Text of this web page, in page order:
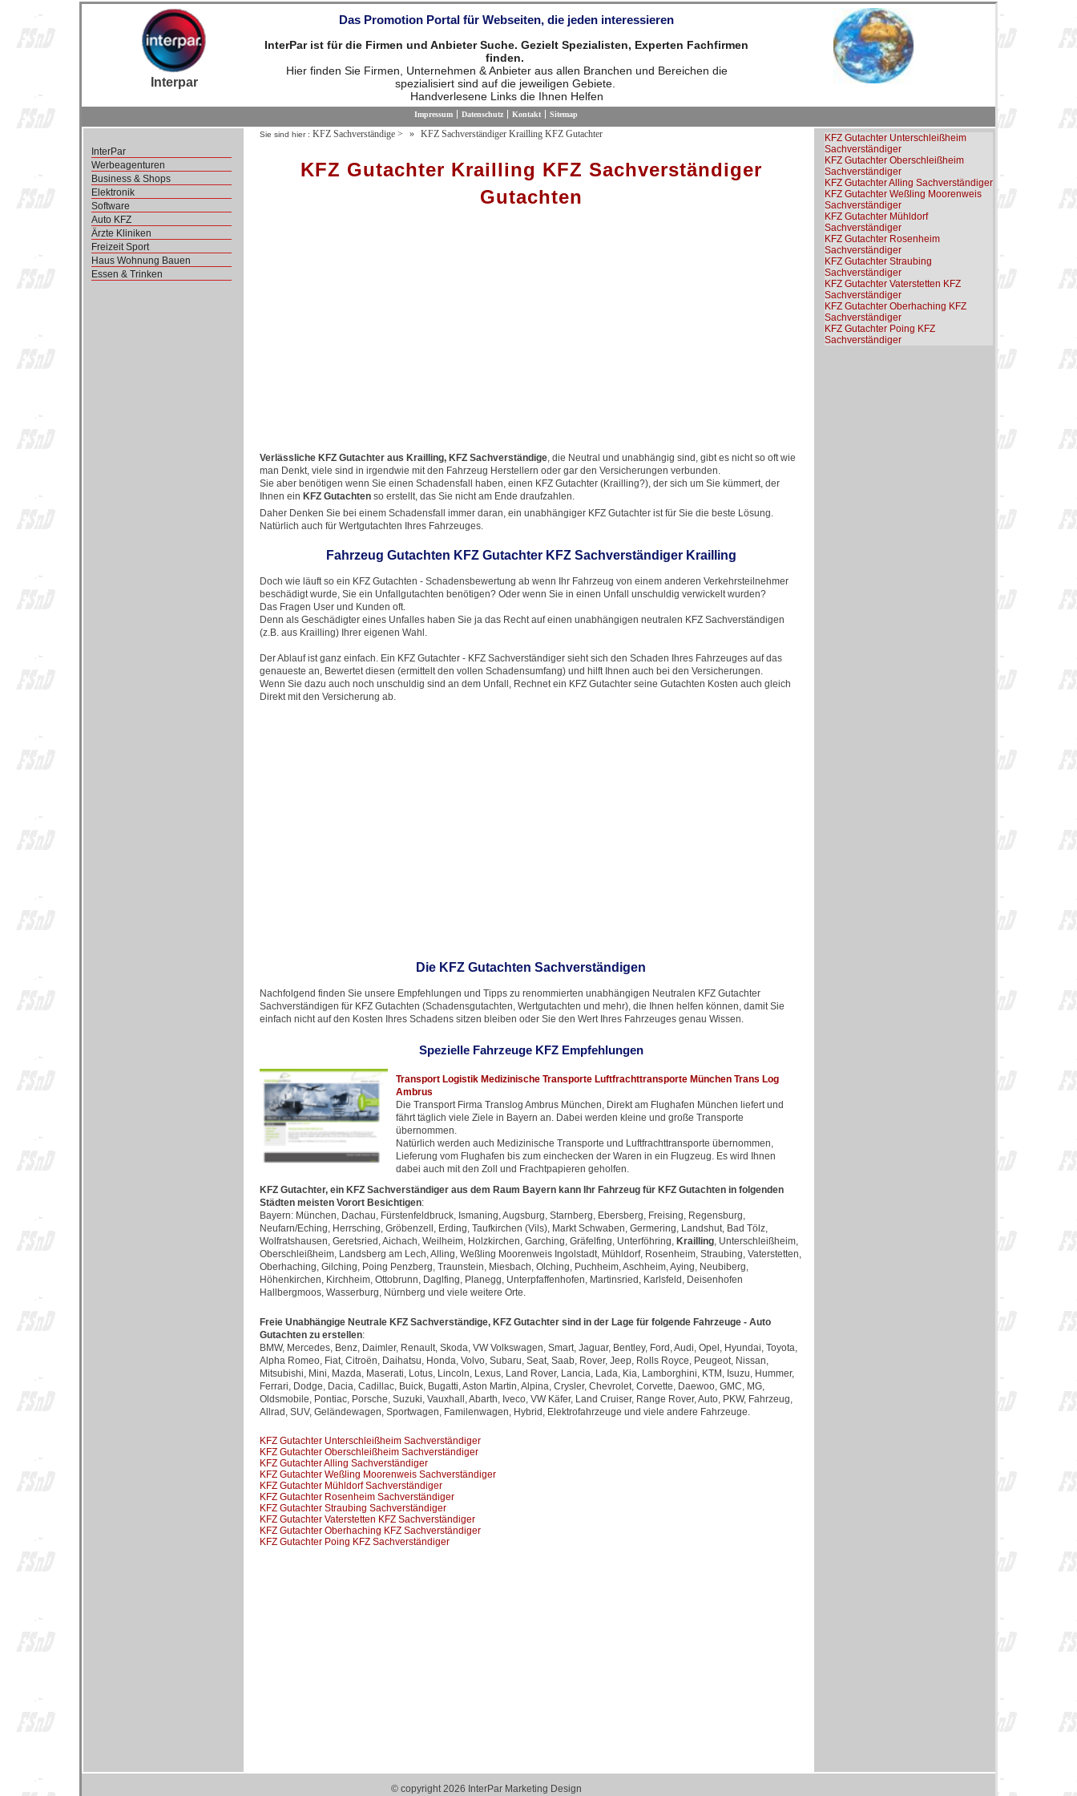
Interpar
Das Promotion Portal für Webseiten, die jeden interessieren
InterPar ist für die Firmen und Anbieter Suche. Gezielt Spezialisten, Experten Fachfirmen
finden.
Hier finden Sie Firmen, Unternehmen & Anbieter aus allen Branchen und Bereichen die
spezialisiert sind auf die jeweiligen Gebiete.
Handverlesene Links die Ihnen Helfen
Impressum Datenschutz Kontakt Sitemap
InterPar
Werbeagenturen
Business & Shops
Elektronik
Software
Auto KFZ
Ärzte Kliniken
Freizeit Sport
Haus Wohnung Bauen
Essen & Trinken
Sie sind hier : KFZ Sachverständige > KFZ Sachverständiger Krailling KFZ Gutachter
KFZ Gutachter Krailling KFZ Sachverständiger
Gutachten
Verlässliche KFZ Gutachter aus Krailling, KFZ Sachverständige, die Neutral und unabhängig sind, gibt es nicht so oft wie
man Denkt, viele sind in irgendwie mit den Fahrzeug Herstellern oder gar den Versicherungen verbunden.
Sie aber benötigen wenn Sie einen Schadensfall haben, einen KFZ Gutachter (Krailling?), der sich um Sie kümmert, der
Ihnen ein KFZ Gutachten so erstellt, das Sie nicht am Ende draufzahlen.
Daher Denken Sie bei einem Schadensfall immer daran, ein unabhängiger KFZ Gutachter ist für Sie die beste Lösung.
Natürlich auch für Wertgutachten Ihres Fahrzeuges.
Fahrzeug Gutachten KFZ Gutachter KFZ Sachverständiger Krailling
Doch wie läuft so ein KFZ Gutachten - Schadensbewertung ab wenn Ihr Fahrzeug von einem anderen Verkehrsteilnehmer
beschädigt wurde, Sie ein Unfallgutachten benötigen? Oder wenn Sie in einen Unfall unschuldig verwickelt wurden?
Das Fragen User und Kunden oft.
Denn als Geschädigter eines Unfalles haben Sie ja das Recht auf einen unabhängigen neutralen KFZ Sachverständigen
(z.B. aus Krailling) Ihrer eigenen Wahl.
Der Ablauf ist ganz einfach. Ein KFZ Gutachter - KFZ Sachverständiger sieht sich den Schaden Ihres Fahrzeuges auf das
genaueste an, Bewertet diesen (ermittelt den vollen Schadensumfang) und hilft Ihnen auch bei den Versicherungen.
Wenn Sie dazu auch noch unschuldig sind an dem Unfall, Rechnet ein KFZ Gutachter seine Gutachten Kosten auch gleich
Direkt mit den Versicherung ab.
Die KFZ Gutachten Sachverständigen
Nachfolgend finden Sie unsere Empfehlungen und Tipps zu renommierten unabhängigen Neutralen KFZ Gutachter
Sachverständigen für KFZ Gutachten (Schadensgutachten, Wertgutachten und mehr), die Ihnen helfen können, damit Sie
einfach nicht auf den Kosten Ihres Schadens sitzen bleiben oder Sie den Wert Ihres Fahrzeuges genau Wissen.
Spezielle Fahrzeuge KFZ Empfehlungen
Transport Logistik Medizinische Transporte Luftfrachttransporte München Trans Log
Ambrus
Die Transport Firma Translog Ambrus München, Direkt am Flughafen München liefert und
fährt täglich viele Ziele in Bayern an. Dabei werden kleine und große Transporte
übernommen.
Natürlich werden auch Medizinische Transporte und Luftfrachttransporte übernommen,
Lieferung vom Flughafen bis zum einchecken der Waren in ein Flugzeug. Es wird Ihnen
dabei auch mit den Zoll und Frachtpapieren geholfen.
KFZ Gutachter, ein KFZ Sachverständiger aus dem Raum Bayern kann Ihr Fahrzeug für KFZ Gutachten in folgenden
Städten meisten Vorort Besichtigen:
Bayern: München, Dachau, Fürstenfeldbruck, Ismaning, Augsburg, Starnberg, Ebersberg, Freising, Regensburg,
Neufarn/Eching, Herrsching, Gröbenzell, Erding, Taufkirchen (Vils), Markt Schwaben, Germering, Landshut, Bad Tölz,
Wolfratshausen, Geretsried, Aichach, Weilheim, Holzkirchen, Garching, Gräfelfing, Unterföhring, Krailling, Unterschleißheim,
Oberschleißheim, Landsberg am Lech, Alling, Weßling Moorenweis Ingolstadt, Mühldorf, Rosenheim, Straubing, Vaterstetten,
Oberhaching, Gilching, Poing Penzberg, Traunstein, Miesbach, Olching, Puchheim, Aschheim, Aying, Neubiberg,
Höhenkirchen, Kirchheim, Ottobrunn, Daglfing, Planegg, Unterpfaffenhofen, Martinsried, Karlsfeld, Deisenhofen
Hallbergmoos, Wasserburg, Nürnberg und viele weitere Orte.
Freie Unabhängige Neutrale KFZ Sachverständige, KFZ Gutachter sind in der Lage für folgende Fahrzeuge - Auto
Gutachten zu erstellen:
BMW, Mercedes, Benz, Daimler, Renault, Skoda, VW Volkswagen, Smart, Jaguar, Bentley, Ford, Audi, Opel, Hyundai, Toyota,
Alpha Romeo, Fiat, Citroën, Daihatsu, Honda, Volvo, Subaru, Seat, Saab, Rover, Jeep, Rolls Royce, Peugeot, Nissan,
Mitsubishi, Mini, Mazda, Maserati, Lotus, Lincoln, Lexus, Land Rover, Lancia, Lada, Kia, Lamborghini, KTM, Isuzu, Hummer,
Ferrari, Dodge, Dacia, Cadillac, Buick, Bugatti, Aston Martin, Alpina, Crysler, Chevrolet, Corvette, Daewoo, GMC, MG,
Oldsmobile, Pontiac, Porsche, Suzuki, Vauxhall, Abarth, Iveco, VW Käfer, Land Cruiser, Range Rover, Auto, PKW, Fahrzeug,
Allrad, SUV, Geländewagen, Sportwagen, Familenwagen, Hybrid, Elektrofahrzeuge und viele andere Fahrzeuge.
KFZ Gutachter Unterschleißheim Sachverständiger
KFZ Gutachter Oberschleißheim Sachverständiger
KFZ Gutachter Alling Sachverständiger
KFZ Gutachter Weßling Moorenweis Sachverständiger
KFZ Gutachter Mühldorf Sachverständiger
KFZ Gutachter Rosenheim Sachverständiger
KFZ Gutachter Straubing Sachverständiger
KFZ Gutachter Vaterstetten KFZ Sachverständiger
KFZ Gutachter Oberhaching KFZ Sachverständiger
KFZ Gutachter Poing KFZ Sachverständiger
KFZ Gutachter Unterschleißheim
Sachverständiger
KFZ Gutachter Oberschleißheim
Sachverständiger
KFZ Gutachter Alling Sachverständiger
KFZ Gutachter Weßling Moorenweis
Sachverständiger
KFZ Gutachter Mühldorf
Sachverständiger
KFZ Gutachter Rosenheim
Sachverständiger
KFZ Gutachter Straubing
Sachverständiger
KFZ Gutachter Vaterstetten KFZ
Sachverständiger
KFZ Gutachter Oberhaching KFZ
Sachverständiger
KFZ Gutachter Poing KFZ
Sachverständiger
© copyright 2026 InterPar Marketing Design